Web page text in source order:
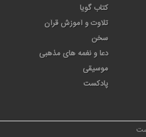
کتاب گویا
تلاوت و آموزش قرآن
سخن
دعا و نغمه های مذهبی
موسیقی
پادکست